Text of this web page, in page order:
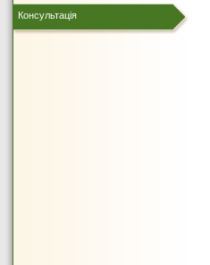
Консультація